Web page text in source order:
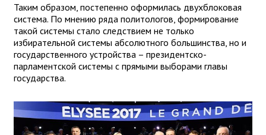
Таким образом, постепенно оформилась двухблоковая
система. По мнению ряда политологов, формирование
такой системы стало следствием не только
избирательной системы абсолютного большинства, но и
государственного устройства – президентско-
парламентской системы с прямыми выборами главы
государства.